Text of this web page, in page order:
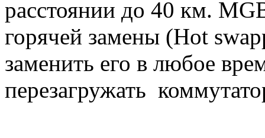
расстоянии до 40 км.
горячей замены (Hot
заменить его в любое
перезагружать